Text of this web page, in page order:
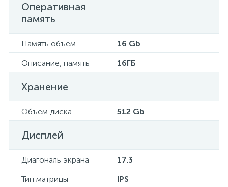
Оперативная
память
Память объем
16 Gb
Описание, память
16ГБ
Хранение
Объем диска 512 Gb
Дисплей
Диагональ экрана
17.3
Тип матрицы
IPS